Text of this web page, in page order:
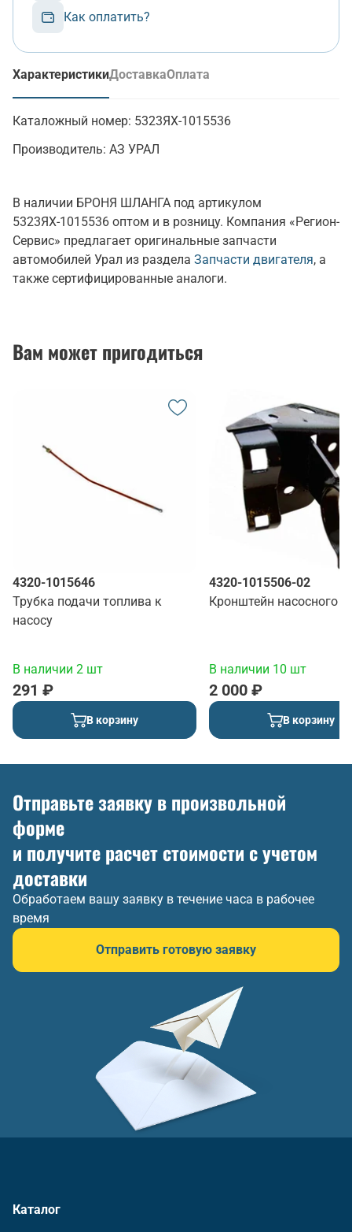
Как оплатить?
Характеристики
(активная вкладка)
ДоставкаОплата
Каталожный номер: 5323ЯХ-1015536
Производитель: АЗ УРАЛ
В наличии БРОНЯ ШЛАНГА под артикулом
5323ЯХ-1015536 оптом и в розницу. Компания «Регион-
Сервис» предлагает оригинальные запчасти
автомобилей Урал из раздела Запчасти двигателя, а
также сертифицированные аналоги.
Вам может пригодиться
4320-1015646
Трубка подачи топлива к
насосу
В наличии 2 шт
291 ₽
В корзину
4320-1015506-02
Кронштейн насосного
В наличии 10 шт
2 000 ₽
В корзину
Отправьте заявку в произвольной
форме
и получите расчет стоимости с учетом
доставки
Обработаем вашу заявку в течение часа в рабочее
время
Отправить готовую заявку
Каталог